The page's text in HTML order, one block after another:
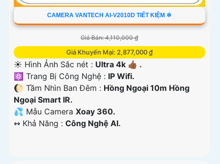
CAMERA VANTECH AI-V2010D TIẾT KIỆM ✲
Giá Bán: 4,110,000 ₫
Giá Khuyến Mại: 2,877,000 ₫
☀️ Hình Ảnh Sắc nét : Ultra 4k 👍🏾 .
⚛️ Trang Bị Công Nghệ : IP Wifi.
🌔 Tầm Nhìn Ban Đêm : Hồng Ngoại 10m Hồng
Ngoại Smart IR.
💦 Mẫu Camera Xoay 360.
️↭ Khả Năng : Công Nghệ AI.